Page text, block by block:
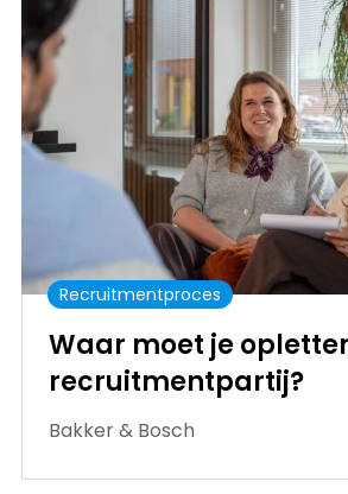
Recruitmentproces
Waar moet je
recruitmentpartij?
Bakker & Bosch